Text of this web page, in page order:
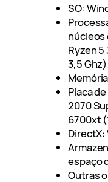
SO:
núcleos
Ryzen
3,5 Ghz)
Placa
2070
6700xt
DirectX:
espaço
Outras